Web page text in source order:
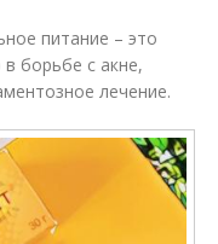
питание – это
борьбе с акне,
лечение.